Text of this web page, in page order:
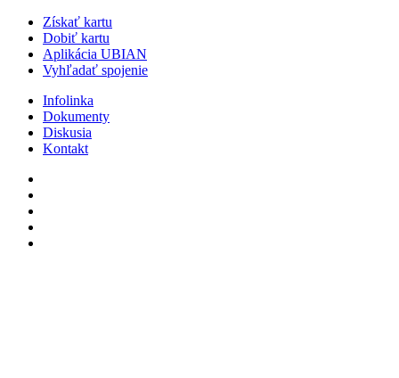
Získať kartu
Dobiť kartu
Aplikácia UBIAN
Vyhľadať spojenie
Infolinka
Dokumenty
Diskusia
Kontakt